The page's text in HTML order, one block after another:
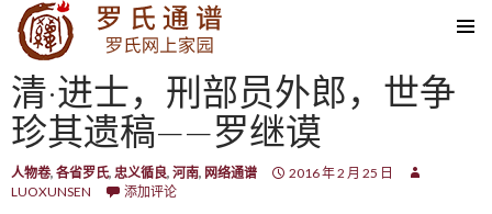
SKIP TO CONTENT
清·进士，刑部员外郎，世争
珍其遗稿——罗继谟
人物卷, 各省罗氏, 忠义循良, 河南, 网络通谱
2016 年 2 月 25 日
LUOXUNSEN
添加评论